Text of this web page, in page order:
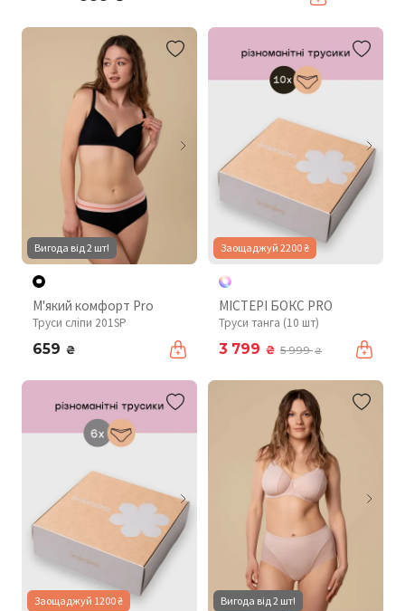
Вигода від 2 шт!
М'який комфорт Pro
Труси сліпи 201SP
659 ₴
Заощаджуй 2200 ₴
МІСТЕРІ БОКС PRO
Труси танга (10 шт)
3 799 ₴ 5 999₴
Заощаджуй 1200 ₴ Вигода від 2 шт!